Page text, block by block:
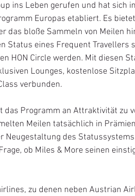
ins Leben gerufen und hat sich
Europas etabliert. Es
das bloße Sammeln von Meilen
Status eines Frequent Travellers
HON Circle werden. Mit diesen
Lounges, kostenlose
verbunden.
Programm an Attraktivität zu
Meilen tatsächlich in
Neugestaltung des
ob Miles & More seinen
zu denen neben Austrian